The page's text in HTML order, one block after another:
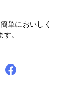
単においしく
。